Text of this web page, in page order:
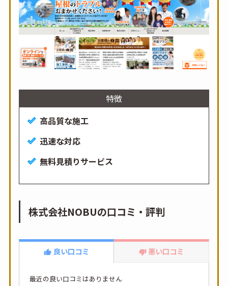
特徴
高品質な施工
迅速な対応
無料見積りサービス
株式会社NOBUの口コミ・評判
良い口コミ 悪い口コミ
最近の良い口コミはありません